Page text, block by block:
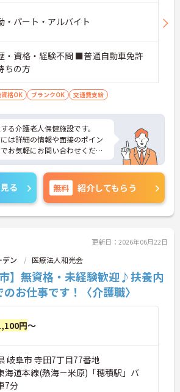
・パート・アルバイト
・資格・経験不問 ■普通自動車免許
ちの方
格OK ブランクOK 交通費支給
る介護老人保健施設です。
は詳細の情報や面接のポイン
お気軽にお問い合わせくださ
る 無料 紹介してもらう
更新日：2026年06月22日
デン 医療法人和光会
市】無資格・未経験歓迎♪扶養内
お仕事です！〈介護職〉
円～
岐阜市 寺田7丁目77番地
海道本線(熱海－米原)「穂積駅」バ
7分